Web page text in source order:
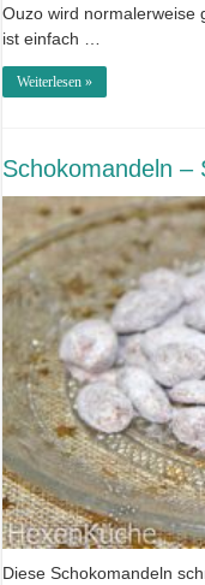
Ouzo wird normalerweise
ist einfach …
Weiterlesen »
Schokomandeln –
Diese Schokomandeln